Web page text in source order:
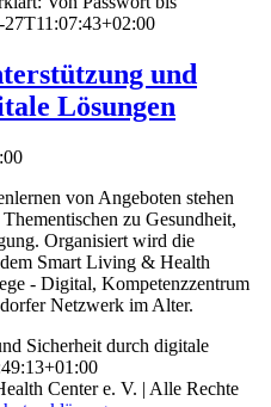
27T11:07:43+02:00
und
Lösungen
von Angeboten stehen
zu Gesundheit,
Organisiert wird die
Smart Living & Health
- Digital, Kompetenzzentrum
Netzwerk im Alter.
Sicherheit durch digitale
Center e. V. | Alle Rechte